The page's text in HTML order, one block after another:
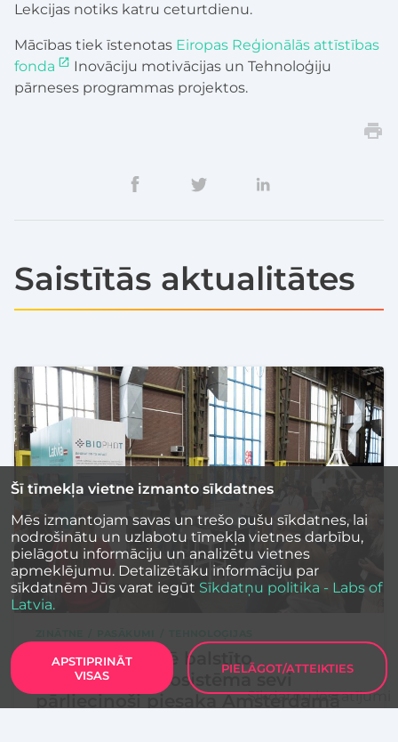
Lekcijas notiks katru ceturtdienu.
Mācības tiek īstenotas Eiropas Reģionālās attīstības
fonda
Inovāciju motivācijas un Tehnoloģiju
pārneses programmas projektos.
Saistītās aktualitātes
Latvijas zinātnē balstīto
tehnoloģiju ekosistēma sevi
pārliecinoši piesaka Amsterdamā
Šī tīmekļa vietne izmanto sīkdatnes
Mēs izmantojam savas un trešo pušu sīkdatnes, lai
nodrošinātu un uzlabotu tīmekļa vietnes darbību,
pielāgotu informāciju un analizētu vietnes
apmeklējumu. Detalizētāku informāciju par
sīkdatnēm Jūs varat iegūt Sīkdatņu politika - Labs of
Latvia.
APSTIPRINĀT
VISAS
PIELĀGOT/ATTEIKTIES
Sīkdatņu iestatījumi